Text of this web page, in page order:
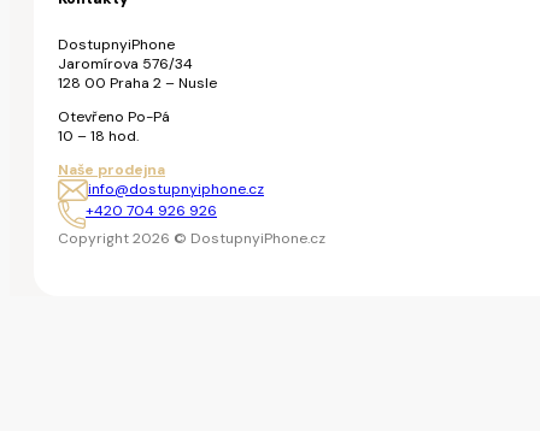
DostupnyiPhone
Jaromírova 576/34
128 00 Praha 2 – Nusle
Otevřeno Po-Pá
10 – 18 hod.
Naše prodejna
info@dostupnyiphone.cz
+420 704 926 926
Copyright 2026 © DostupnyiPhone.cz